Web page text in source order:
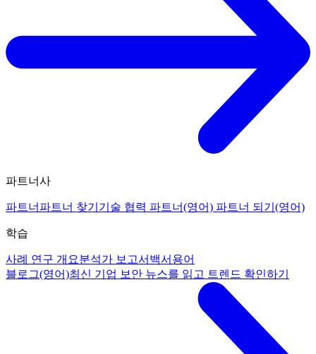
파트너사
파트너 파트너 찾기 기술 협력 파트너(영어) 파트너 되기(영어)
학습
사례 연구 개요분석가 보고서 백서 용어
블로그(영어)최신 기업 보안 뉴스를 읽고 트렌드 확인하기